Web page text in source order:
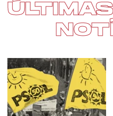
ÚLTIMAS